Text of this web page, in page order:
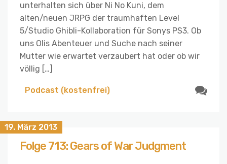
unterhalten sich über Ni No Kuni, dem
alten/neuen JRPG der traumhaften Level
5/Studio Ghibli-Kollaboration für Sonys PS3. Ob
uns Olis Abenteuer und Suche nach seiner
Mutter wie erwartet verzaubert hat oder ob wir
völlig […]
Podcast (kostenfrei)
19. März 2013
Folge 713: Gears of War Judgment